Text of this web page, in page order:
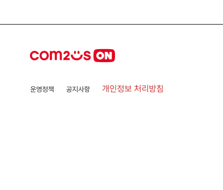
운영정책 공지사항 개인정보 처리방침